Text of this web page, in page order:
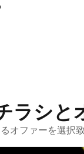
ラシと
オファーを選択